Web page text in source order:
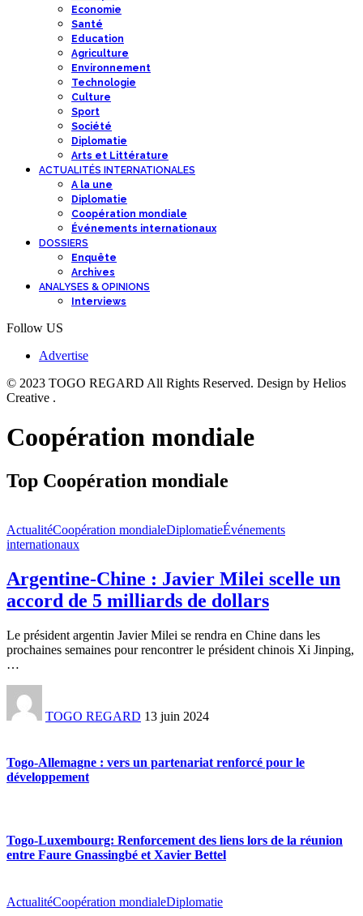
Economie
Santé
Education
Agriculture
Environnement
Technologie
Culture
Sport
Société
Diplomatie
Arts et Littérature
ACTUALITÉS INTERNATIONALES
A la une
Diplomatie
Coopération mondiale
Événements internationaux
DOSSIERS
Enquête
Archives
ANALYSES & OPINIONS
Interviews
Follow US
Advertise
© 2023 TOGO REGARD All Rights Reserved. Design by Helios
Creative .
Coopération mondiale
Top Coopération mondiale
ActualitéCoopération mondialeDiplomatieÉvénements
internationaux
Argentine-Chine : Javier Milei scelle un
accord de 5 milliards de dollars
Le président argentin Javier Milei se rendra en Chine dans les
prochaines semaines pour rencontrer le président chinois Xi Jinping,
…
TOGO REGARD 13 juin 2024
Togo-Allemagne : vers un partenariat renforcé pour le
développement
Togo-Luxembourg: Renforcement des liens lors de la réunion
entre Faure Gnassingbé et Xavier Bettel
ActualitéCoopération mondialeDiplomatie